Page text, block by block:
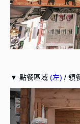
▼ 點餐區域 (左) / 領